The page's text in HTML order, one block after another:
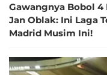
Gawangnya Bobol 4
Jan Oblak: Ini Laga
Madrid Musim Ini!